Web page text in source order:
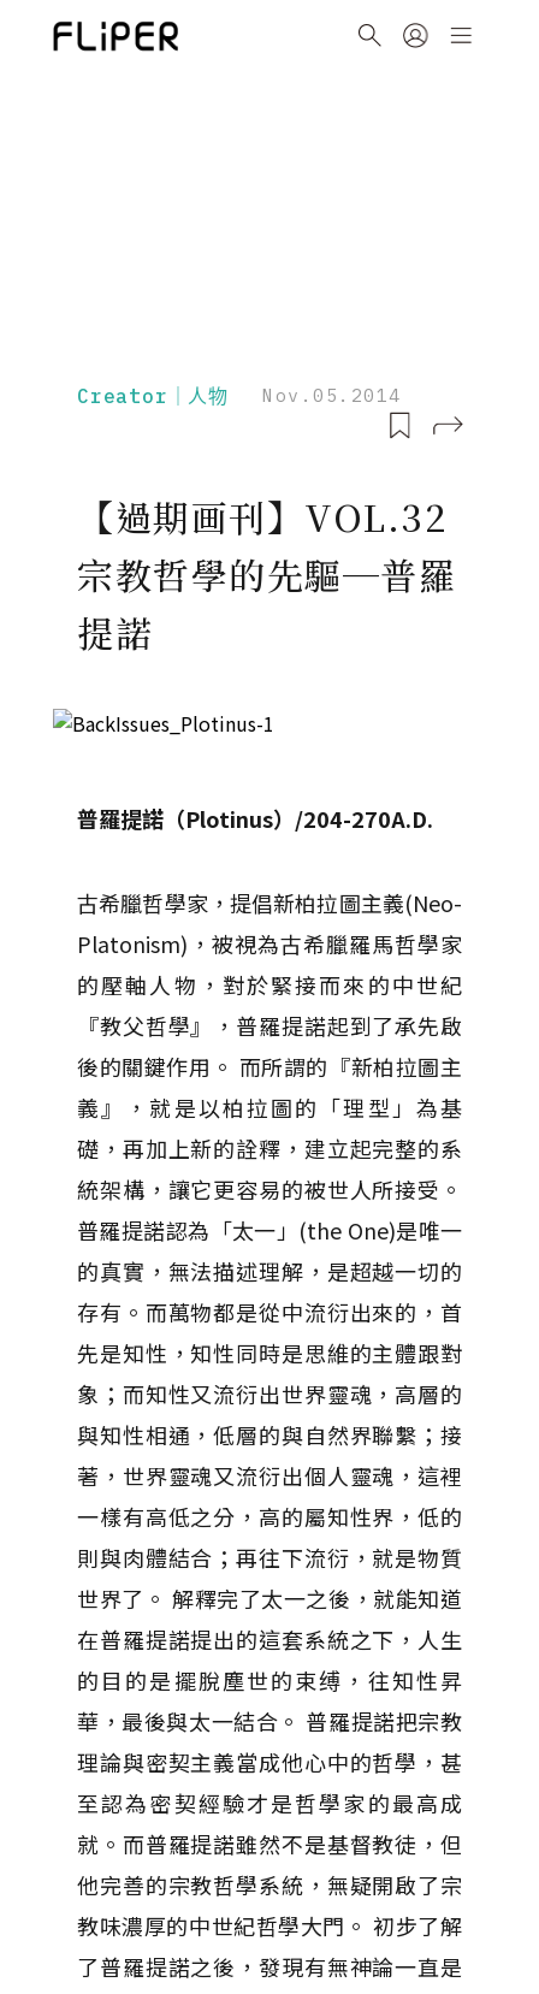
Creator｜人物 Nov.05.2014
【過期画刊】VOL.32
宗教哲學的先驅─普羅
提諾
普羅提諾（Plotinus）/204-270A.D.
古希臘哲學家，提倡新柏拉圖主義(Neo-
Platonism)，被視為古希臘羅馬哲學家
的壓軸人物，對於緊接而來的中世紀
『教父哲學』，普羅提諾起到了承先啟
後的關鍵作用。 而所謂的『新柏拉圖主
義』，就是以柏拉圖的「理型」為基
礎，再加上新的詮釋，建立起完整的系
統架構，讓它更容易的被世人所接受。
普羅提諾認為「太一」(the One)是唯一
的真實，無法描述理解，是超越一切的
存有。而萬物都是從中流衍出來的，首
先是知性，知性同時是思維的主體跟對
象；而知性又流衍出世界靈魂，高層的
與知性相通，低層的與自然界聯繫；接
著，世界靈魂又流衍出個人靈魂，這裡
一樣有高低之分，高的屬知性界，低的
則與肉體結合；再往下流衍，就是物質
世界了。 解釋完了太一之後，就能知道
在普羅提諾提出的這套系統之下，人生
的目的是擺脫塵世的束缚，往知性昇
華，最後與太一結合。 普羅提諾把宗教
理論與密契主義當成他心中的哲學，甚
至認為密契經驗才是哲學家的最高成
就。而普羅提諾雖然不是基督教徒，但
他完善的宗教哲學系統，無疑開啟了宗
教味濃厚的中世紀哲學大門。 初步了解
了普羅提諾之後，發現有無神論一直是